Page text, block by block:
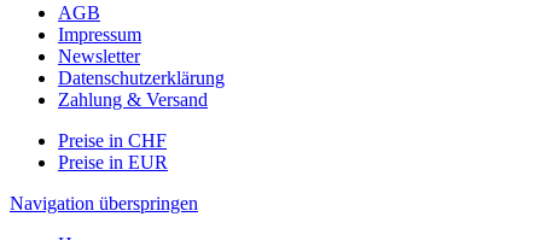
AGB
Impressum
Newsletter
Datenschutzerklärung
Zahlung & Versand
Preise in CHF
Preise in EUR
Navigation überspringen